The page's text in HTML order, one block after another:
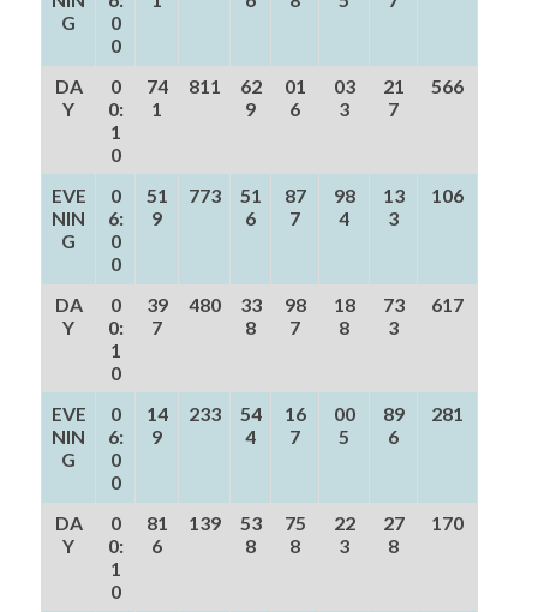
G
0
0
DA
Y
0
0:
1
0
74
1
811
62
9
01
6
03
3
21
7
566
EVE
NIN
G
0
6:
0
0
51
9
773
51
6
87
7
98
4
13
3
106
DA
Y
0
0:
1
0
39
7
480
33
8
98
7
18
8
73
3
617
EVE
NIN
G
0
6:
0
0
14
9
233
54
4
16
7
00
5
89
6
281
DA
Y
0
0:
1
0
81
6
139
53
8
75
8
22
3
27
8
170